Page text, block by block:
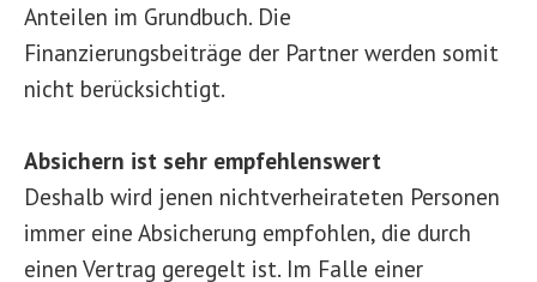
Anteilen im Grundbuch. Die
Finanzierungsbeiträge der Partner werden somit
nicht berücksichtigt.
Absichern ist sehr empfehlenswert
Deshalb wird jenen nichtverheirateten Personen
immer eine Absicherung empfohlen, die durch
einen Vertrag geregelt ist. Im Falle einer